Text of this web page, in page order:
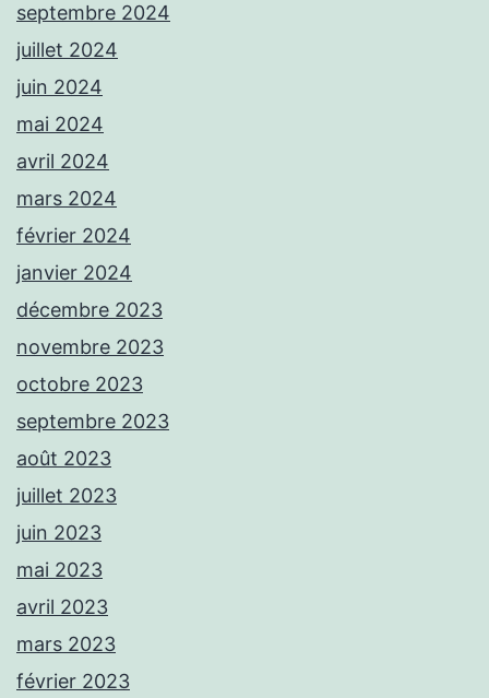
septembre 2024
juillet 2024
juin 2024
mai 2024
avril 2024
mars 2024
février 2024
janvier 2024
décembre 2023
novembre 2023
octobre 2023
septembre 2023
août 2023
juillet 2023
juin 2023
mai 2023
avril 2023
mars 2023
février 2023